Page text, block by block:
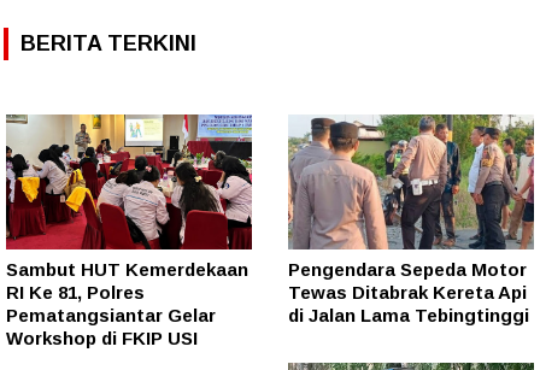
BERITA TERKINI
Sambut HUT Kemerdekaan
RI Ke 81, Polres
Pematangsiantar Gelar
Workshop di FKIP USI
Pengendara Sepeda Motor
Tewas Ditabrak Kereta Api
di Jalan Lama Tebingtinggi